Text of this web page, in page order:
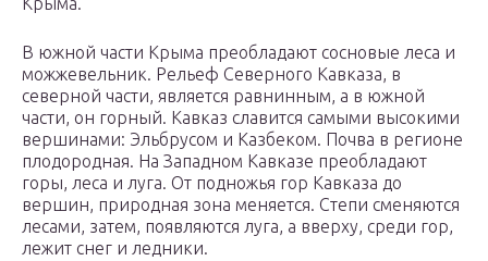
В южной части Крыма преобладают сосновые леса и
можжевельник. Рельеф Северного Кавказа, в
северной части, является равнинным, а в южной
части, он горный. Кавказ славится самыми высокими
вершинами: Эльбрусом и Казбеком. Почва в регионе
плодородная. На Западном Кавказе преобладают
горы, леса и луга. От подножья гор Кавказа до
вершин, природная зона меняется. Степи сменяются
лесами, затем, появляются луга, а вверху, среди гор,
лежит снег и ледники.